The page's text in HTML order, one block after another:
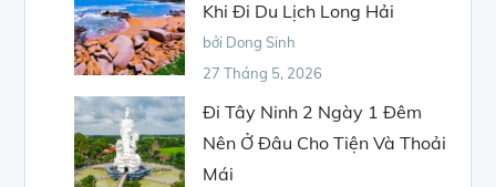
Khi Đi Du Lịch Long Hải
bởi Dong Sinh
27 Tháng 5, 2026
Đi Tây Ninh 2 Ngày 1 Đêm
Nên Ở Đâu Cho Tiện Và Thoải
Mái